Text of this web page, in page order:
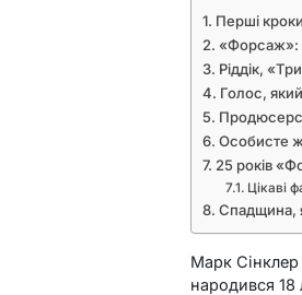
Перші
«Форсаж»:
Ріддік,
Голос, який
Особисте
25 років
Цікаві
Спадщина,
Марк Сінклер
народився 18